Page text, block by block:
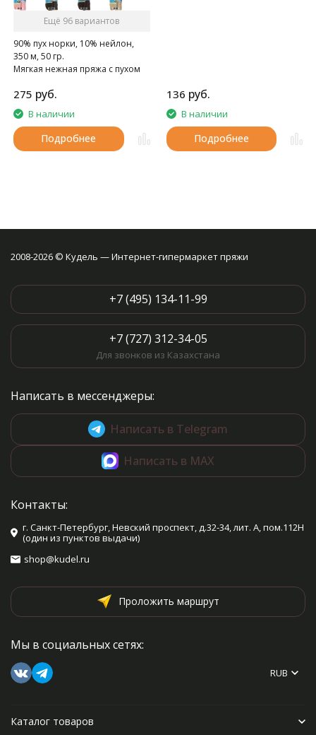
Ещё 96 вариантов
90% пух норки, 10% нейлон,
350 м, 50 гр.
Мягкая нежная пряжа с пухом
275 руб.
В наличии
Подробнее
136 руб.
В наличии
Подробнее
2008-2026 © Кудель — Интернет-гипермаркет пряжи
+7 (495) 134-11-99
+7 (727) 312-34-05
Для звонков из Казахстана
Написать в мессенджеры:
Написать в Telegram
Написать в MAX
Контакты:
г. Санкт-Петербург, Невский проспект, д.32-34, лит. А, пом.112Н
(один из пунктов выдачи)
shop@kudel.ru
Проложить маршрут
Мы в социальных сетях:
RUB
Каталог товаров